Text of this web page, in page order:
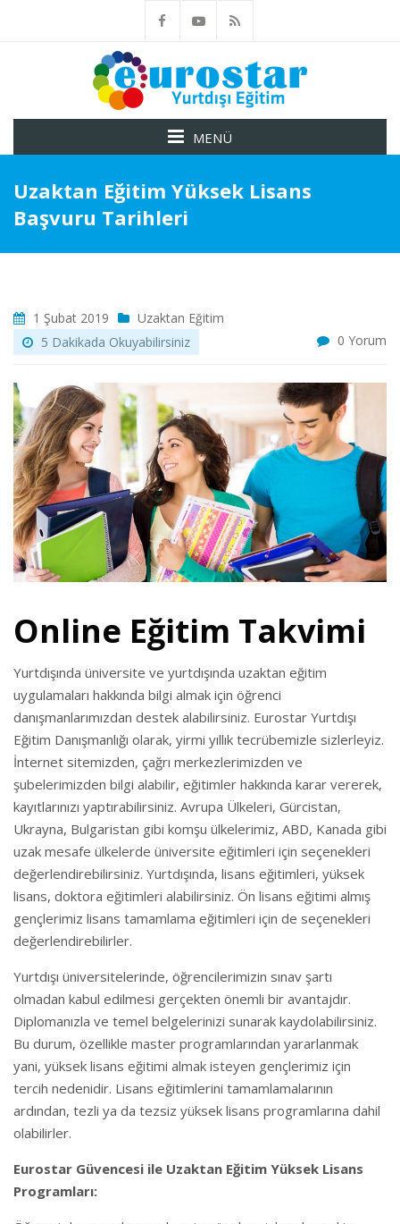
MENÜ
Uzaktan Eğitim Yüksek Lisans
Başvuru Tarihleri
1 Şubat 2019
Uzaktan Eğitim
5 Dakikada Okuyabilirsiniz
0 Yorum
Online Eğitim Takvimi
Yurtdışında üniversite ve yurtdışında uzaktan eğitim
uygulamaları hakkında bilgi almak için öğrenci
danışmanlarımızdan destek alabilirsiniz. Eurostar Yurtdışı
Eğitim Danışmanlığı olarak, yirmi yıllık tecrübemizle sizlerleyiz.
İnternet sitemizden, çağrı merkezlerimizden ve
şubelerimizden bilgi alabilir, eğitimler hakkında karar vererek,
kayıtlarınızı yaptırabilirsiniz. Avrupa Ülkeleri, Gürcistan,
Ukrayna, Bulgaristan gibi komşu ülkelerimiz, ABD, Kanada gibi
uzak mesafe ülkelerde üniversite eğitimleri için seçenekleri
değerlendirebilirsiniz. Yurtdışında, lisans eğitimleri, yüksek
lisans, doktora eğitimleri alabilirsiniz. Ön lisans eğitimi almış
gençlerimiz lisans tamamlama eğitimleri için de seçenekleri
değerlendirebilirler.
Yurtdışı üniversitelerinde, öğrencilerimizin sınav şartı
olmadan kabul edilmesi gerçekten önemli bir avantajdır.
Diplomanızla ve temel belgelerinizi sunarak kaydolabilirsiniz.
Bu durum, özellikle master programlarından yararlanmak
yani, yüksek lisans eğitimi almak isteyen gençlerimiz için
tercih nedenidir. Lisans eğitimlerini tamamlamalarının
ardından, tezli ya da tezsiz yüksek lisans programlarına dahil
olabilirler.
Eurostar Güvencesi ile Uzaktan Eğitim Yüksek Lisans
Programları: